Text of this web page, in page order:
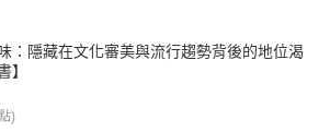
：隱藏在文化審美與流行趨勢背後的地位渴
】
)